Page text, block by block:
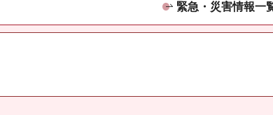
緊急・災害情報一